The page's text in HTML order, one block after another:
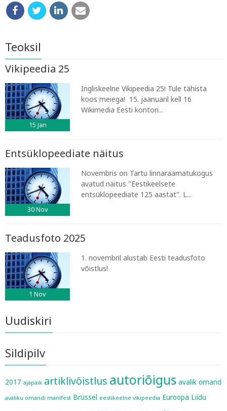
Teoksil
Vikipeedia 25
15 Jan
Ingliskeelne Vikipeedia 25! Tule tähista
koos meiega! 15. jaanuaril kell 16
Wikimedia Eesti kontori...
Entsüklopeediate näitus
30Nov
Novembris on Tartu linnaraamatukogus
avatud näitus "Eestikeelsete
entsüklopeediate 125 aastat". L...
Teadusfoto 2025
1 Nov
1. novembril alustab Eesti teadusfoto
võistlus!
Uudiskiri
Sildipilv
2017 ajapaik artiklivõistlus autoriõigus avalik omand
avaliku omandi manifest Brüssel eestikeelne vikipeedia Euroopa Liidu